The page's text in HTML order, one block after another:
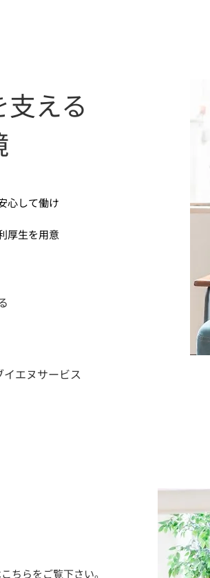
える
心して働け
厚生を用意
エヌサービス
ちらをご覧下さい。